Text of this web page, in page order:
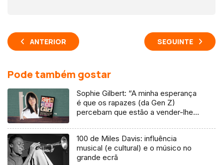
ANTERIOR SEGUINTE
Pode também gostar
Sophie Gilbert: “A minha esperança
é que os rapazes (da Gen Z)
percebam que estão a vender-lhes
100 de Miles Davis: influência
musical (e cultural) e o músico no
grande ecrã